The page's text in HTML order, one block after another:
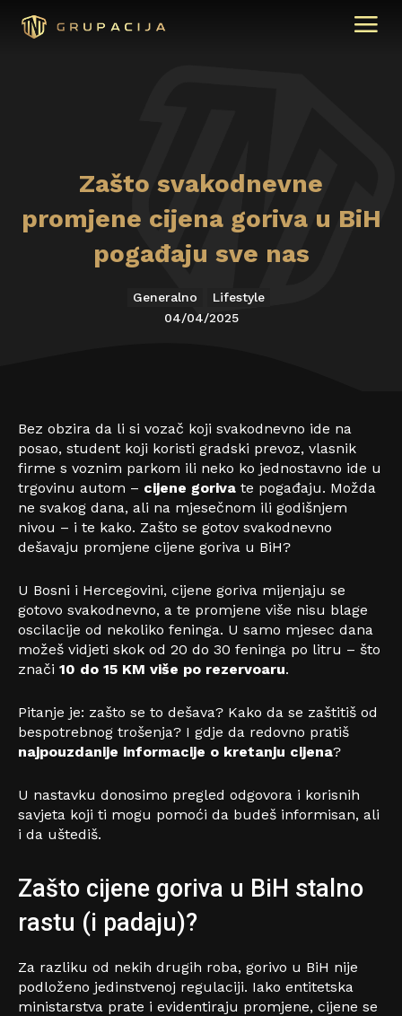
Zašto svakodnevne
promjene cijena goriva u BiH
pogađaju sve nas
Generalno
Lifestyle
04/04/2025
Bez obzira da li si vozač koji svakodnevno ide na
posao, student koji koristi gradski prevoz, vlasnik
firme s voznim parkom ili neko ko jednostavno ide u
trgovinu autom – cijene goriva te pogađaju. Možda
ne svakog dana, ali na mjesečnom ili godišnjem
nivou – i te kako. Zašto se gotov svakodnevno
dešavaju promjene cijene goriva u BiH?
U Bosni i Hercegovini, cijene goriva mijenjaju se
gotovo svakodnevno, a te promjene više nisu blage
oscilacije od nekoliko feninga. U samo mjesec dana
možeš vidjeti skok od 20 do 30 feninga po litru – što
znači 10 do 15 KM više po rezervoaru.
Pitanje je: zašto se to dešava? Kako da se zaštitiš od
bespotrebnog trošenja? I gdje da redovno pratiš
najpouzdanije informacije o kretanju cijena?
U nastavku donosimo pregled odgovora i korisnih
savjeta koji ti mogu pomoći da budeš informisan, ali
i da uštediš.
Zašto cijene goriva u BiH stalno
rastu (i padaju)?
Za razliku od nekih drugih roba, gorivo u BiH nije
podloženo jedinstvenoj regulaciji. Iako entitetska
ministarstva prate i evidentiraju promjene, cijene se